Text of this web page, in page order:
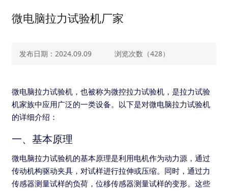
微电脑拉力试验机厂家
发布日期：2024.09.09 浏览次数（428）
微电脑拉力试验机，也被称为微控拉力试验机，是拉力试验
机家族中应用广泛的一类设备。以下是对微电脑拉力试验机
的详细介绍：
一、基本原理
微电脑拉力试验机的基本原理是利用电机作为动力源，通过
传动机构驱动夹具，对试样进行拉伸或压缩。同时，通过力
传感器测量试样的负荷，位移传感器测量试样的变形。这些